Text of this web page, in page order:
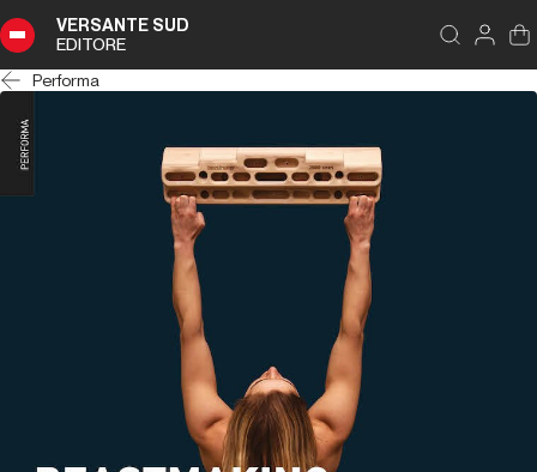
VERSANTE SUD
EDITORE
Performa